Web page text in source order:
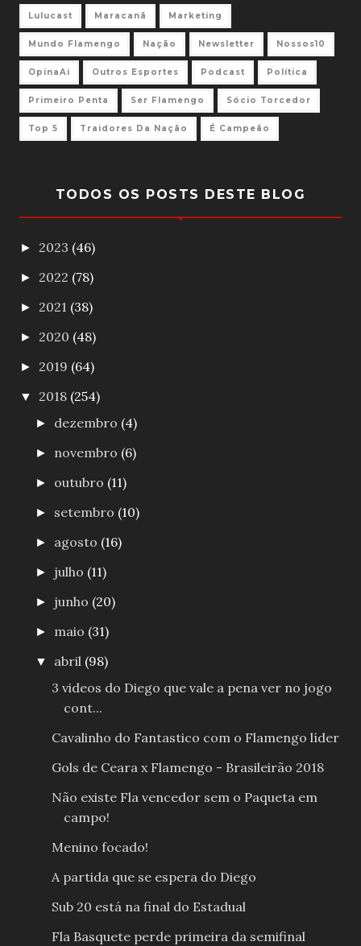
Lulucast Maracanã Marketing
Mundo Flamengo Nação Newsletter Nossos10
OpinaAi Outros Esportes Podcast Política
Primeiro Penta Ser Flamengo Sócio Torcedor
Top 5 Traidores Da Nação É Campeão
TODOS OS POSTS DESTE BLOG
► 2023 (46)
► 2022 (78)
► 2021 (38)
► 2020 (48)
► 2019 (64)
▼ 2018 (254)
► dezembro (4)
► novembro (6)
► outubro (11)
► setembro (10)
► agosto (16)
► julho (11)
► junho (20)
► maio (31)
▼ abril (98)
3 videos do Diego que vale a pena ver no jogo
cont...
Cavalinho do Fantastico com o Flamengo líder
Gols de Ceara x Flamengo - Brasileirão 2018
Não existe Fla vencedor sem o Paqueta em
campo!
Menino focado!
A partida que se espera do Diego
Sub 20 está na final do Estadual
Fla Basquete perde primeira da semifinal